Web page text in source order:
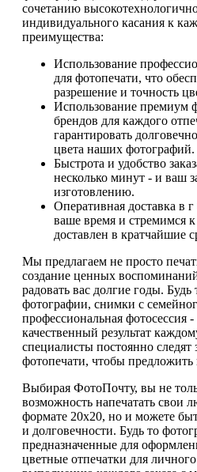
сочетанию
индивидуального касания к
преимущества:
Использование
для фотопечати, что
разрешение и точность
Использование премиум
брендов для каждого
гарантировать
цвета наших фотографий.
Быстрота и удобство
несколько минут - и ваш
изготовлению.
Оперативная доставка в
ваше время и стремимся
доставлен в кратчайшие
Мы предлагаем не просто
создание ценных
радовать вас долгие годы. Будь
фотографии, снимки с
профессиональная фотосессия
качественный результат
специалисты постоянно
фотопечати, чтобы
Выбирая ФотоПочту, вы не
возможность напечатать свои
формате 20х20, но и можете
и долговечности. Будь то
предназначенные для
цветные отпечатки для